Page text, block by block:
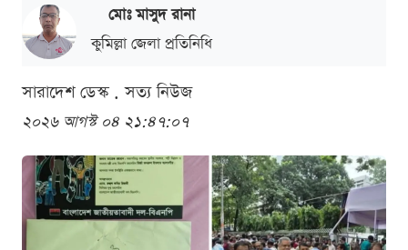
মোঃ মাসুদ রানা
কুমিল্লা জেলা প্রতিনিধি
সারাদেশ ডেস্ক . সত্য নিউজ
২০২৬ আগস্ট ০৪ ২১:৪৭:০৭